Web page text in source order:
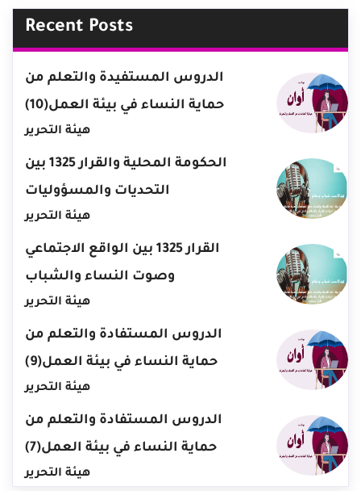
Recent Posts
الدروس المستفيدة والتعلم من
حماية النساء في بيئة العمل(10)
هيئة التحرير
الحكومة المحلية والقرار 1325 بين
التحديات والمسؤوليات
هيئة التحرير
القرار 1325 بين الواقع الاجتماعي
وصوت النساء والشباب
هيئة التحرير
الدروس المستفادة والتعلم من
حماية النساء في بيئة العمل(9)
هيئة التحرير
الدروس المستفادة والتعلم من
حماية النساء في بيئة العمل(7)
هيئة التحرير